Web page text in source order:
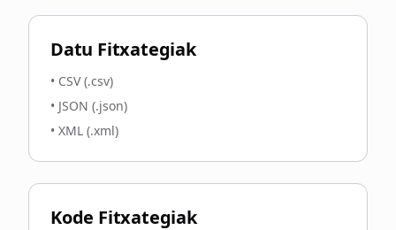
Datu Fitxategiak
• CSV (.csv)
• JSON (.json)
• XML (.xml)
Kode Fitxategiak